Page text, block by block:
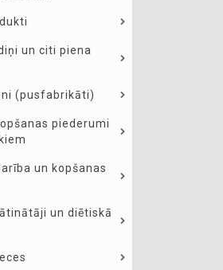
un citi piena
(pusfabrikāti)
piederumi
un kopšanas
un diētiskā